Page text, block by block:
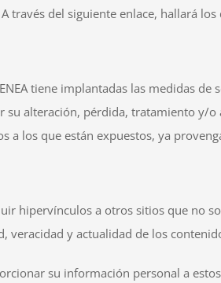
través del siguiente enlace, hallará
tiene implantadas las medidas
su alteración, pérdida, tratamiento y/
a los que están expuestos, ya
hipervínculos a otros sitios que no
veracidad y actualidad de los
su información personal a